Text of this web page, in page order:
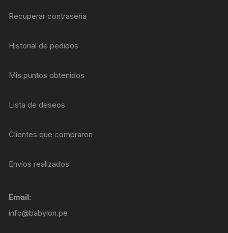
Recuperar contraseña
Historial de pedidos
Mis puntos obtenidos
Lista de deseos
Clientes que compraron
Envíos realizados
Email:
info@babylon.pe